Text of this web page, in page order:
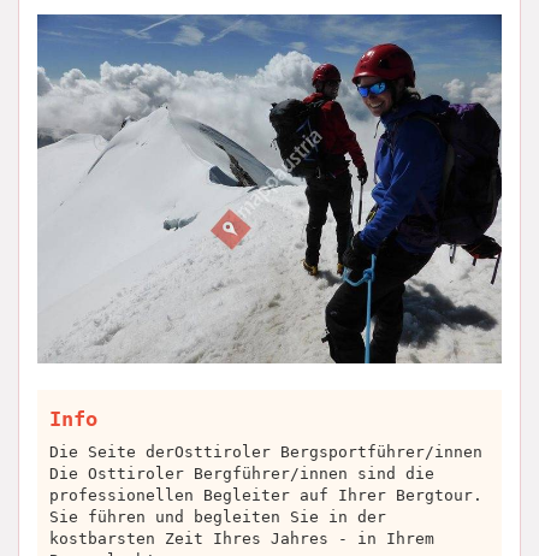
Info
Die Seite derOsttiroler Bergsportführer/innen
Die Osttiroler Bergführer/innen sind die
professionellen Begleiter auf Ihrer Bergtour.
Sie führen und begleiten Sie in der
kostbarsten Zeit Ihres Jahres - in Ihrem